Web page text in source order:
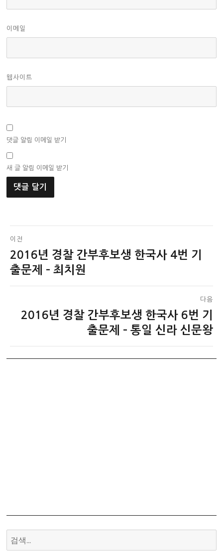
이메일
웹사이트
댓글 알림 이메일 받기
새 글 알림 이메일 받기
글
탐
색
이전
이
전
2016년 경찰 간부후보생 한국사 4번 기
출문제 – 최치원
다음
2016년 경찰 간부후보생 한국사 6번 기
출문제 – 통일 신라 신문왕